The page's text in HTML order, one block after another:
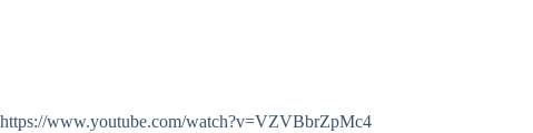
https://www.youtube.com/watch?v=VZVBbrZpMc4